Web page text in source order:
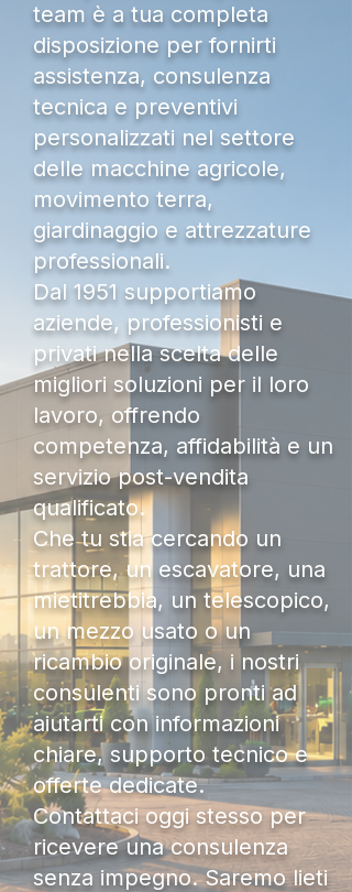
team è a tua completa
disposizione per fornirti
assistenza, consulenza
tecnica e preventivi
personalizzati nel settore
delle macchine agricole,
movimento terra,
giardinaggio e attrezzature
professionali.
Dal 1951 supportiamo
aziende, professionisti e
privati nella scelta delle
migliori soluzioni per il loro
lavoro, offrendo
competenza, affidabilità e un
servizio post-vendita
qualificato.
Che tu stia cercando un
trattore, un escavatore, una
mietitrebbia, un telescopico,
un mezzo usato o un
ricambio originale, i nostri
consulenti sono pronti ad
aiutarti con informazioni
chiare, supporto tecnico e
offerte dedicate.
Contattaci oggi stesso per
ricevere una consulenza
senza impegno. Saremo lieti